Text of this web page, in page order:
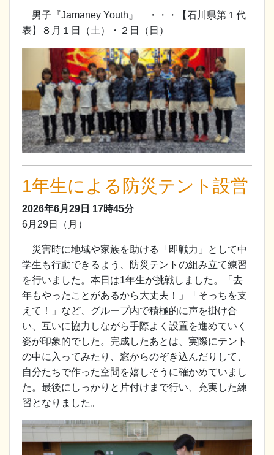
男子『Jamaney Youth』 ・・・【石川県第１代
表】８月１日（土）・２日（日）
1年生による防災テント設営
2026年6月29日 17時45分
6月29日（月）
災害時に地域や家族を助ける「即戦力」として中
学生も行動できるよう、防災テントの組み立て練習
を行いました。本日は1年生が挑戦しました。「去
年もやったことがあるから大丈夫！」「そっちを支
えて！」など、グループ内で積極的に声を掛け合
い、互いに協力しながら手際よく設置を進めていく
姿が印象的でした。完成したあとは、実際にテント
の中に入ってみたり、窓からのぞき込んだりして、
自分たちで作った空間を嬉しそうに確かめていまし
た。最後にしっかりと片付けまで行い、充実した練
習となりました。